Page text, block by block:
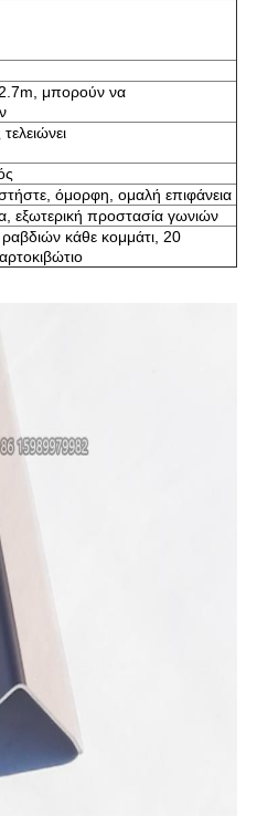
μπορούν να
όμορφη, ομαλή επιφάνεια
εξωτερική προστασία γωνιών
ραβδιών κάθε κομμάτι, 20